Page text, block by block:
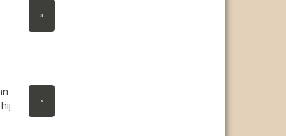
»
»